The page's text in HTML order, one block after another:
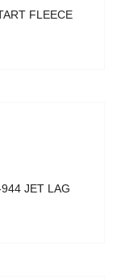
FLEECE
JET LAG